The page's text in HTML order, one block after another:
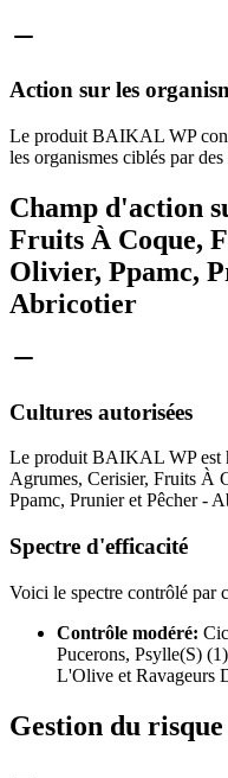
Action sur les
Le produit BAIKAL WP
les organismes ciblés par
Champ d'action
Fruits À Coque,
Olivier, Ppamc,
Abricotier
Cultures autorisées
Le produit BAIKAL WP est
Agrumes, Cerisier, Fruits À
Ppamc, Prunier et Pêcher -
Spectre d'efficacité
Voici le spectre contrôlé par
Contrôle modéré:
Pucerons, Psylle(S)
L'Olive et Ravageurs
Gestion du